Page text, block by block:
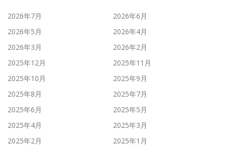
2026年7月
2026年6月
2026年5月
2026年4月
2026年3月
2026年2月
2025年12月
2025年11月
2025年10月
2025年9月
2025年8月
2025年7月
2025年6月
2025年5月
2025年4月
2025年3月
2025年2月
2025年1月